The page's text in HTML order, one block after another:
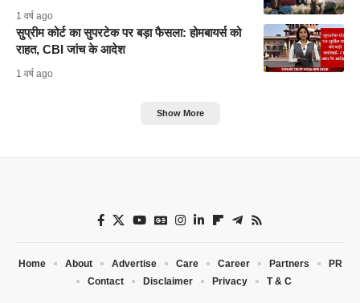
1 वर्ष ago
सुप्रीम कोर्ट का सुपरटेक पर बड़ा फैसला: होमबायर्स को
राहत, CBI जांच के आदेश
1 वर्ष ago
Show More
Home About Advertise Care Career Partners
PR
Contact
Disclaimer Privacy T & C